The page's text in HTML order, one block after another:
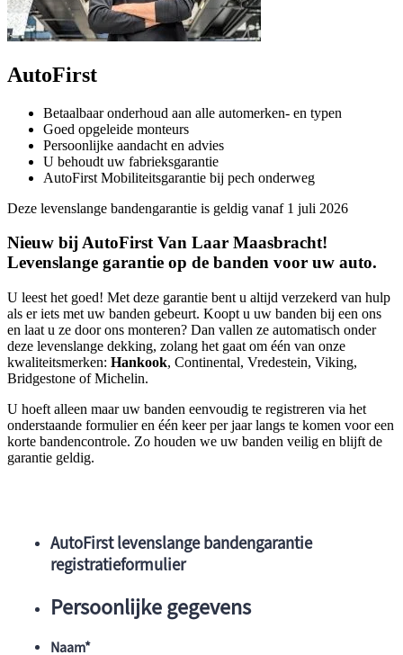
AutoFirst
Betaalbaar onderhoud aan alle automerken- en typen
Goed opgeleide monteurs
Persoonlijke aandacht en advies
U behoudt uw fabrieksgarantie
AutoFirst Mobiliteitsgarantie bij pech onderweg
Deze levenslange bandengarantie is geldig vanaf 1 juli 2026
Nieuw bij AutoFirst Van Laar Maasbracht!
Levenslange garantie op de banden voor uw auto.
U leest het goed! Met deze garantie bent u altijd verzekerd van hulp
als er iets met uw banden gebeurt. Koopt u uw banden bij een ons
en laat u ze door ons monteren? Dan vallen ze automatisch onder
deze levenslange dekking, zolang het gaat om één van onze
kwaliteitsmerken: Hankook, Continental, Vredestein, Viking,
Bridgestone of Michelin.
U hoeft alleen maar uw banden eenvoudig te registreren via het
onderstaande formulier en één keer per jaar langs te komen voor een
korte bandencontrole. Zo houden we uw banden veilig en blijft de
garantie geldig.